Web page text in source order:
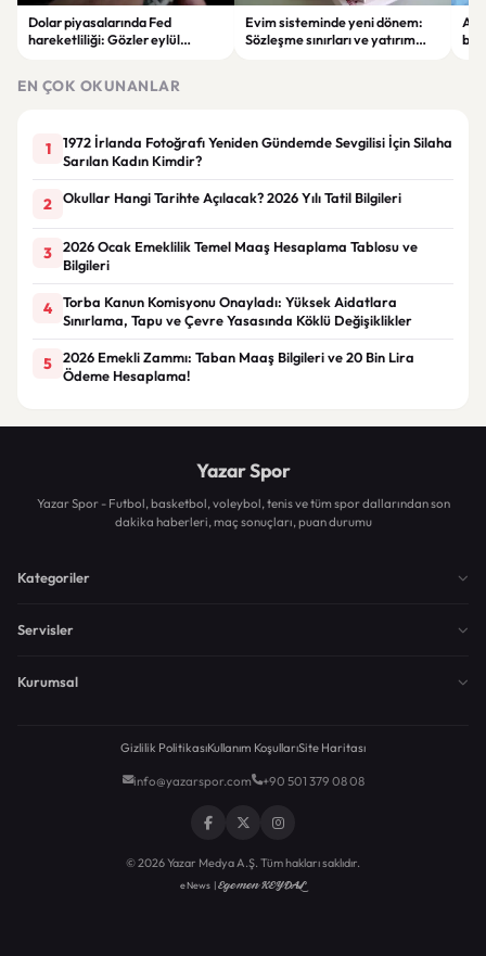
Dolar piyasalarında Fed
hareketliliği: Gözler eylül
Evim sisteminde yeni dönem:
Sözleşme sınırları ve yatırım
EN ÇOK OKUNANLAR
1
1972 İrlanda Fotoğrafı Yeniden Gündemde Sevgilisi İçin Silaha
Sarılan Kadın Kimdir?
2 Okullar Hangi Tarihte Açılacak? 2026 Yılı Tatil Bilgileri
3
2026 Ocak Emeklilik Temel Maaş Hesaplama Tablosu ve
Bilgileri
4
Torba Kanun Komisyonu Onayladı: Yüksek Aidatlara
Sınırlama, Tapu ve Çevre Yasasında Köklü Değişiklikler
5
2026 Emekli Zammı: Taban Maaş Bilgileri ve 20 Bin Lira
Ödeme Hesaplama!
Yazar Spor
Yazar Spor - Futbol, basketbol, voleybol, tenis ve tüm spor dallarından son
dakika haberleri, maç sonuçları, puan durumu
Kategoriler
Servisler
Kurumsal
Gizlilik PolitikasıKullanım KoşullarıSite Haritası
info@yazarspor.com +90 501 379 08 08
© 2026 Yazar Medya A.Ş. Tüm hakları saklıdır.
eNews |Egemen KEYDAL